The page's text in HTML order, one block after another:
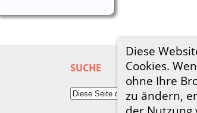
Diese
Cookies.
ohne Ihre
zu ändern,
SUCHE